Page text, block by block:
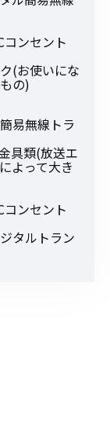
コンセント
(お使いにな
の)
易無線トラ
具類(放送エ
よって大き
コンセント
タルトラン